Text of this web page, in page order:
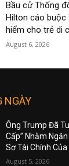
Bầu cử Thống
Hilton cáo buộc
hiểm cho trẻ di
August 6, 2026
NGÀY
Ông Trump Đã
Cấp” Nhằm
Sơ Tài Chính
August 5, 2026